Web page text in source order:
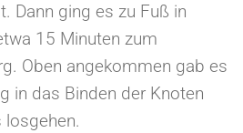
Dann ging es zu Fuß in
15 Minuten zum
Oben angekommen gab es
in das Binden der Knoten
losgehen.